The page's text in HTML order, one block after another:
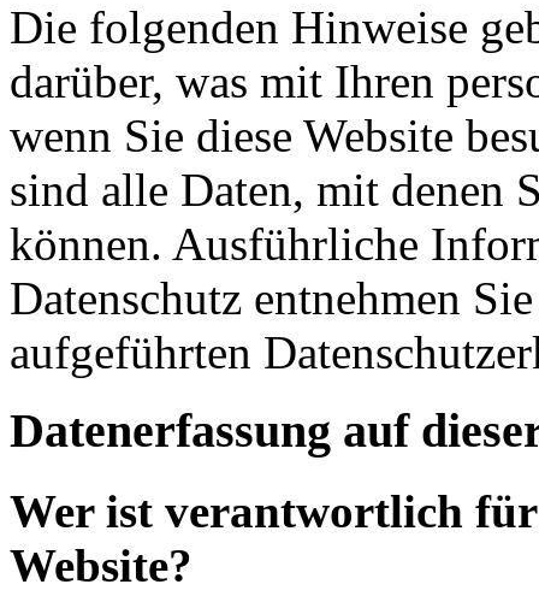
Die folgenden Hinweise
darüber, was mit Ihren
wenn Sie diese Website
sind alle Daten, mit denen
können. Ausführliche
Datenschutz entnehmen
aufgeführten
Datenerfassung auf
Wer ist verantwortlich für
Website?